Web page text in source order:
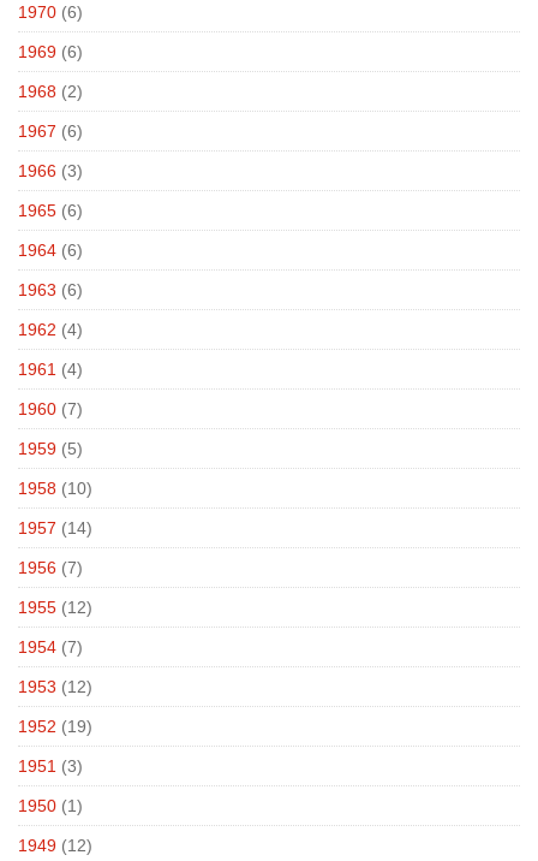
1970 (6)
1969 (6)
1968 (2)
1967 (6)
1966 (3)
1965 (6)
1964 (6)
1963 (6)
1962 (4)
1961 (4)
1960 (7)
1959 (5)
1958 (10)
1957 (14)
1956 (7)
1955 (12)
1954 (7)
1953 (12)
1952 (19)
1951 (3)
1950 (1)
1949 (12)